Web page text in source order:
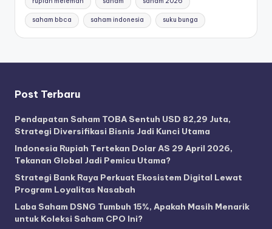
saham bbca saham indonesia suku bunga
Post Terbaru
Pendapatan Saham TOBA Sentuh USD 82,29 Juta,
Strategi Diversifikasi Bisnis Jadi Kunci Utama
Indonesia Rupiah Tertekan Dolar AS 29 April 2026,
Tekanan Global Jadi Pemicu Utama?
Strategi Bank Raya Perkuat Ekosistem Digital Lewat
Program Loyalitas Nasabah
Laba Saham DSNG Tumbuh 15%, Apakah Masih Menarik
untuk Koleksi Saham CPO Ini?